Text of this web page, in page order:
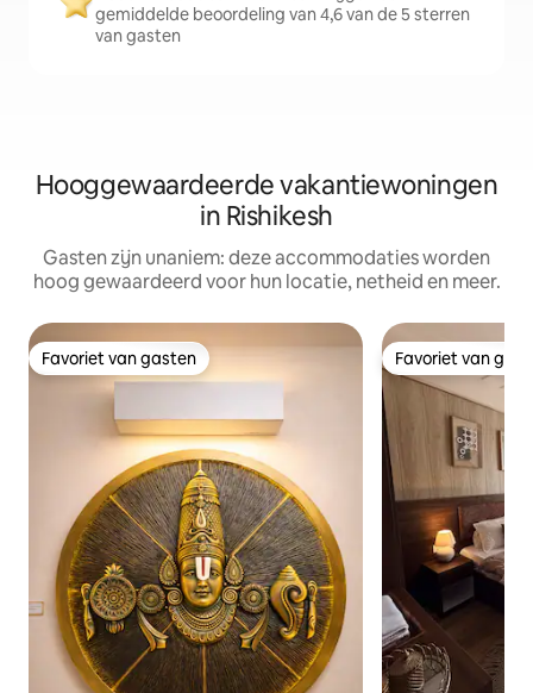
gemiddelde beoordeling van 4,6 van de 5 sterren
van gasten
Hooggewaardeerde vakantiewoningen
in Rishikesh
Gasten zijn unaniem: deze accommodaties worden
hoog gewaardeerd voor hun locatie, netheid en meer.
Favoriet van gasten
Favoriet van gasten Favoriet van
Favoriet van